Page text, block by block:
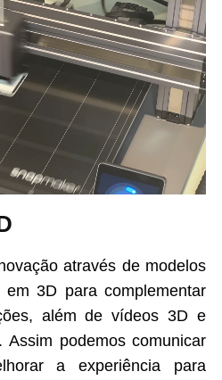
através de modelos
em 3D para complementar
além de vídeos 3D e
Assim podemos comunicar
a experiência para